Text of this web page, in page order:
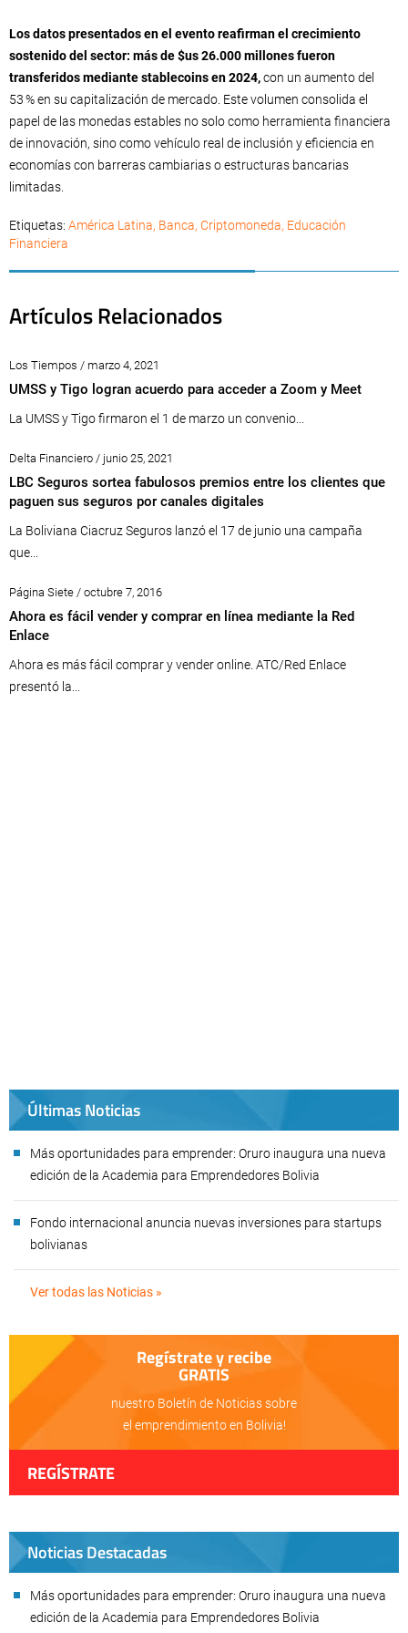
Los datos presentados en el evento reafirman el crecimiento
sostenido del sector: más de $us 26.000 millones fueron
transferidos mediante stablecoins en 2024,con un aumento del
53 % en su capitalización de mercado. Este volumen consolida el
papel de las monedas estables no solo como herramienta financiera
de innovación, sino como vehículo real de inclusión y eficiencia en
economías con barreras cambiarias o estructuras bancarias
limitadas.
Etiquetas: América Latina, Banca, Criptomoneda, Educación
Financiera
Artículos Relacionados
Los Tiempos / marzo 4, 2021
UMSS y Tigo logran acuerdo para acceder a Zoom y Meet
La UMSS y Tigo firmaron el 1 de marzo un convenio...
Delta Financiero / junio 25, 2021
LBC Seguros sortea fabulosos premios entre los clientes que
paguen sus seguros por canales digitales
La Boliviana Ciacruz Seguros lanzó el 17 de junio una campaña
que...
Página Siete / octubre 7, 2016
Ahora es fácil vender y comprar en línea mediante la Red
Enlace
Ahora es más fácil comprar y vender online. ATC/Red Enlace
presentó la...
Últimas Noticias
Más oportunidades para emprender: Oruro inaugura una nueva
edición de la Academia para Emprendedores Bolivia
Fondo internacional anuncia nuevas inversiones para startups
bolivianas
Ver todas las Noticias »
Regístrate y recibe
GRATIS
nuestro Boletín de Noticias sobre
el emprendimiento en Bolivia!
REGÍSTRATE
Noticias Destacadas
Más oportunidades para emprender: Oruro inaugura una nueva
edición de la Academia para Emprendedores Bolivia